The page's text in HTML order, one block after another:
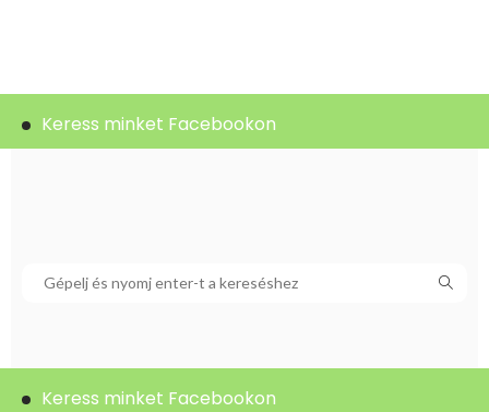
Keress minket Facebookon
Keress minket Facebookon